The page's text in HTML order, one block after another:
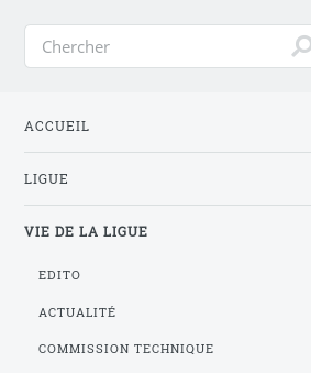
ACCUEIL
LIGUE
VIE DE LA LIGUE
EDITO
ACTUALITÉ
COMMISSION TECHNIQUE